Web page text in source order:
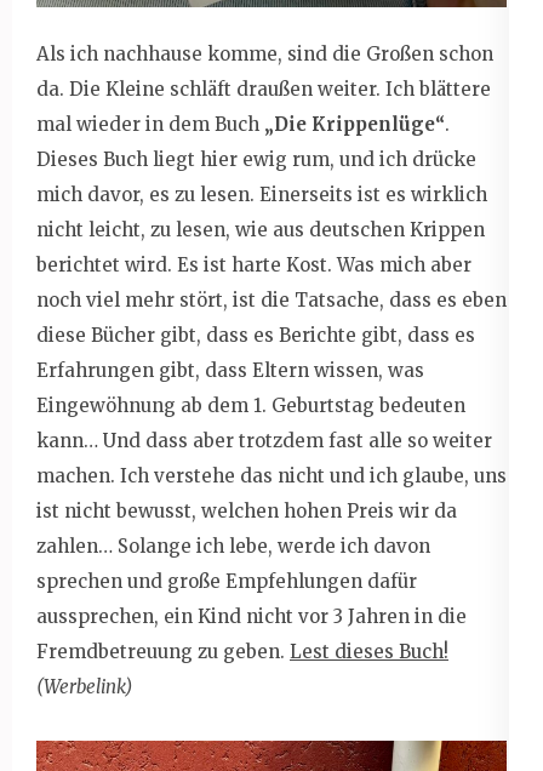
Als ich nachhause komme, sind die Großen schon
da. Die Kleine schläft draußen weiter. Ich blättere
mal wieder in dem Buch „Die Krippenlüge“.
Dieses Buch liegt hier ewig rum, und ich drücke
mich davor, es zu lesen. Einerseits ist es wirklich
nicht leicht, zu lesen, wie aus deutschen Krippen
berichtet wird. Es ist harte Kost. Was mich aber
noch viel mehr stört, ist die Tatsache, dass es eben
diese Bücher gibt, dass es Berichte gibt, dass es
Erfahrungen gibt, dass Eltern wissen, was
Eingewöhnung ab dem 1. Geburtstag bedeuten
kann… Und dass aber trotzdem fast alle so weiter
machen. Ich verstehe das nicht und ich glaube, uns
ist nicht bewusst, welchen hohen Preis wir da
zahlen… Solange ich lebe, werde ich davon
sprechen und große Empfehlungen dafür
aussprechen, ein Kind nicht vor 3 Jahren in die
Fremdbetreuung zu geben. Lest dieses Buch!
(Werbelink)